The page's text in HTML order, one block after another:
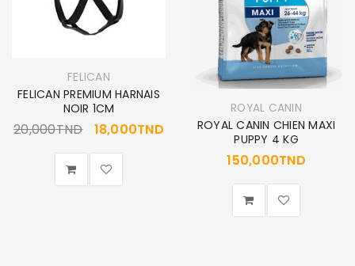
FELICAN
FELICAN PREMIUM HARNAIS
NOIR 1CM
20,000TND 18,000TND
ROYAL CANIN
ROYAL CANIN CHIEN MAXI
PUPPY 4 KG
150,000TND